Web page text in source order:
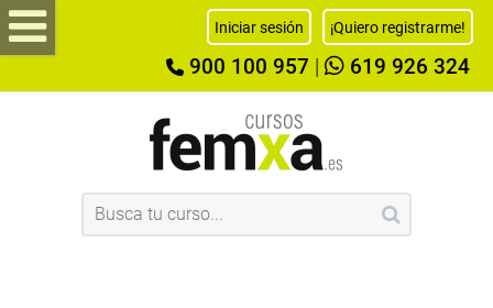
Iniciar sesión ¡Quiero registrarme!
900 100 957 619 926 324